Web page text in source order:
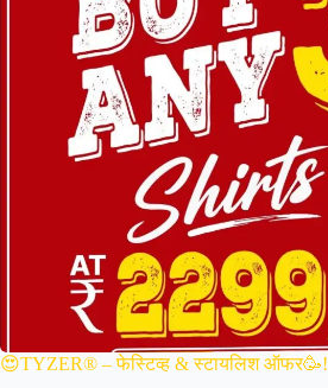
😍TYZER® – फेस्टिव्ह & स्टायलिश ऑफर🥳!